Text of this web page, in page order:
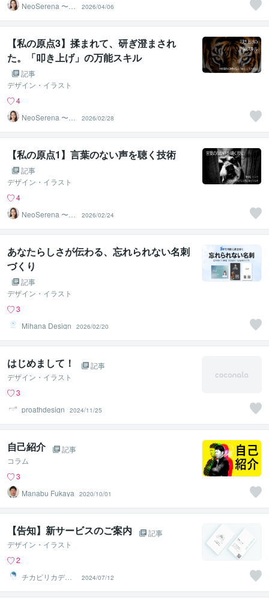
NeoSerena 〜ネ
2026/04/06
【私の原点3】揉まれて、研ぎ澄まされ
た。「叩き上げ」の万能スキル
記事
デザイン・イラスト
4
NeoSerena 〜ネ
2026/02/28
【私の原点1】言葉のない声を聴く技術
記事
デザイン・イラスト
4
NeoSerena 〜ネ
2026/02/24
あなたらしさが伝わる、忘れられない名刺
づくり
記事
デザイン・イラスト
3
Mihana Design
2026/02/20
はじめまして！
記事
デザイン・イラスト
3
proathdesign
2024/11/25
自己紹介
記事
コラム
3
Manabu Fukaya
2020/10/01
【告知】新サービスのご案内
記事
デザイン・イラスト
2
チカピリカデザ
イン
2024/07/12